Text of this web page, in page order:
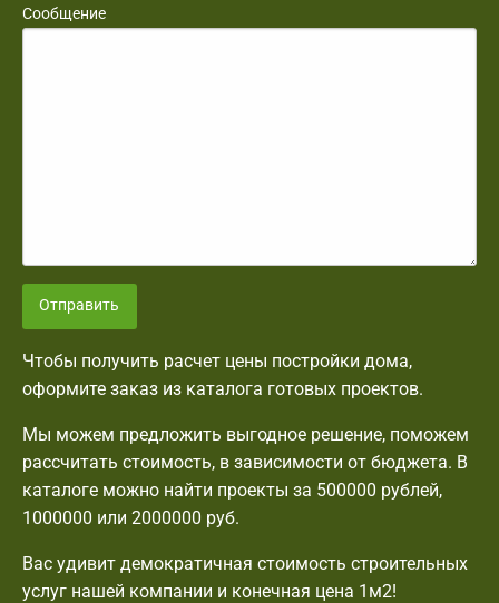
Сообщение
Отправить
Чтобы получить расчет цены постройки дома,
оформите заказ из каталога готовых проектов.
Мы можем предложить выгодное решение, поможем
рассчитать стоимость, в зависимости от бюджета. В
каталоге можно найти проекты за 500000 рублей,
1000000 или 2000000 руб.
Вас удивит демократичная стоимость строительных
услуг нашей компании и конечная цена 1м2!